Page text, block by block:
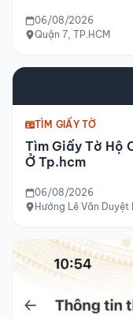
06/08/2026
Quận 7, TP.HCM
TÌM GIẤY TỜ
Tìm Giấy Tờ Hộ
Ở Tp.hcm
06/08/2026
Hướng Lê Văn